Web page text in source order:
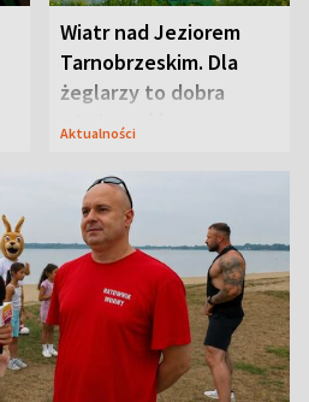
Wiatr nad Jeziorem
Tarnobrzeskim. Dla
żeglarzy to dobra
wiadomość
Aktualności